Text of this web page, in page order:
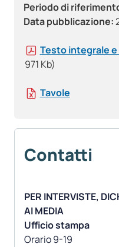
Periodo di
Data pubblicazione:
Testo integrale
971 Kb)
Tavole
Contatti
PER INTERVISTE,
AI MEDIA
Ufficio stampa
Orario 9-19